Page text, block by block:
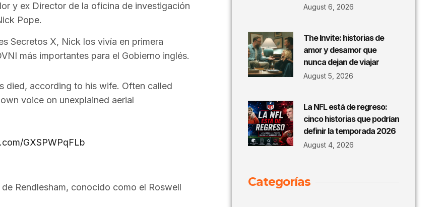
y ex Director de la oficina de investigación
Pope.
Secretos X, Nick los vivía en primera
más importantes para el Gobierno inglés.
died, according to his wife. Often called
voice on unexplained aerial
GXSPWPqFLb
Rendlesham, conocido como el Roswell
August 6, 2026
The Invite: historias de
amor y desamor que
nunca dejan de viajar
August 5, 2026
La NFL está de regreso:
cinco historias que podrían
definir la temporada 2026
August 4, 2026
Categorías